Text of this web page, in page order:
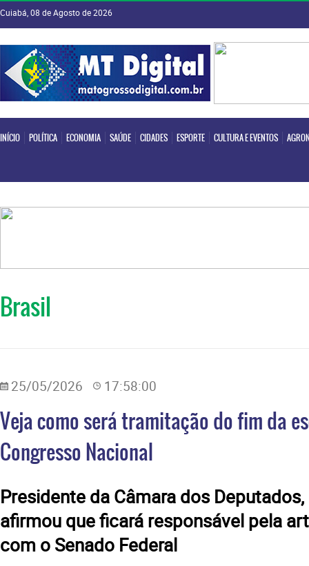
Cuiabá, 08 de Agosto de 2026
INÍCIO POLÍTICA ECONOMIA SAÚDE CIDADES ESPORTE CULTURA E EVENTOS
INÍCIO POLÍTICA ECONOMIA SAÚDE
Brasil
25/05/2026 17:58:00
Veja como será tramitação do fim da
Congresso Nacional
Presidente da Câmara dos
afirmou que ficará responsável pela
com o Senado Federal